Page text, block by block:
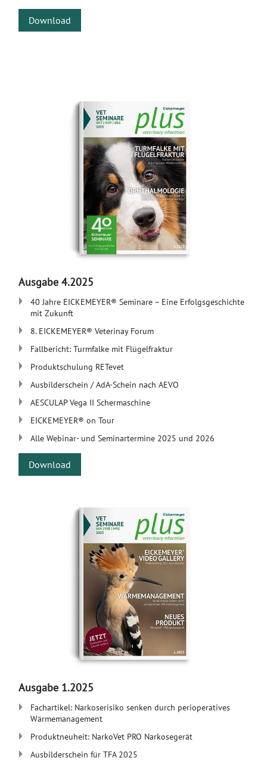
Download
Ausgabe 4.2025
​40 Jahre EICKEMEYER® Seminare – Eine Erfolgsgeschichte
mit Zukunft
8. EICKEMEYER® Veterinay Forum
Fallbericht: Turmfalke mit Flügelfraktur
​Produktschulung RETevet
Ausbilderschein / AdA-Schein nach AEVO
​AESCULAP Vega II Schermaschine
​EICKEMEYER® on Tour
Alle Webinar- und Seminartermine 2025 und 2026
Download
Ausgabe 1.2025
​Fachartikel: Narkoserisiko senken durch perioperatives
Wärmemanagement
Produktneuheit: NarkoVet PRO Narkosegerät
Ausbilderschein für TFA 2025